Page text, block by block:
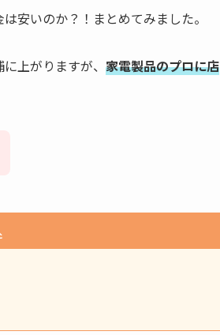
安いのか？！まとめてみました。
上がりますが、 家電製品のプロに店